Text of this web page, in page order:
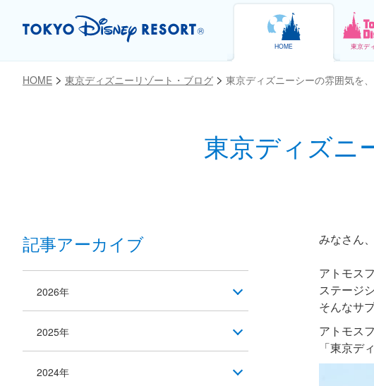
HOME 東京デ
HOME 東京ディズニーリゾート・ブログ 東京ディズニーシーの雰囲気を
東京ディズニ
お気に入り
みなさん
アトモス
ステージ
そんなサ
アトモス
「東京デ
記事アーカイブ
2026年
2025年
2024年